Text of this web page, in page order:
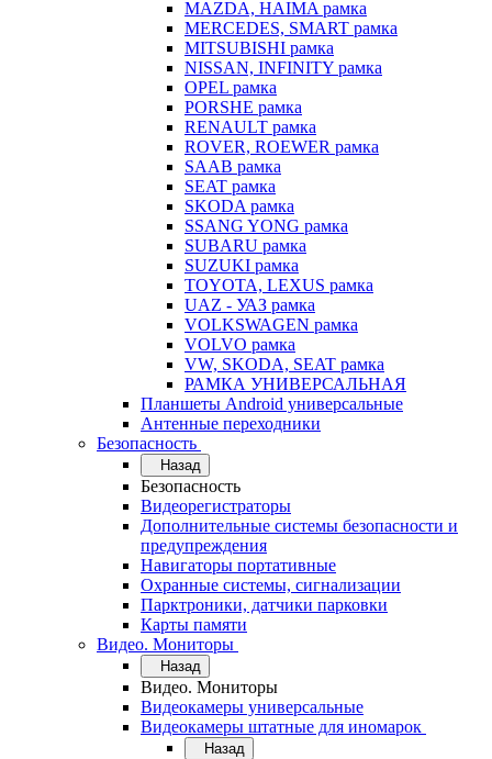
MAZDA, HAIMA рамка
MERCEDES, SMART рамка
MITSUBISHI рамка
NISSAN, INFINITY рамка
OPEL рамка
PORSHE рамка
RENAULT рамка
ROVER, ROEWER рамка
SAAB рамка
SEAT рамка
SKODA рамка
SSANG YONG рамка
SUBARU рамка
SUZUKI рамка
TOYOTA, LEXUS рамка
UAZ - УАЗ рамка
VOLKSWAGEN рамка
VOLVO рамка
VW, SKODA, SEAT рамка
РАМКА УНИВЕРСАЛЬНАЯ
Планшеты Android универсальные
Антенные переходники
Безопасность
Назад
Безопасность
Видеорегистраторы
Дополнительные системы безопасности и
предупреждения
Навигаторы портативные
Охранные системы, сигнализации
Парктроники, датчики парковки
Карты памяти
Видео. Мониторы
Назад
Видео. Мониторы
Видеокамеры универсальные
Видеокамеры штатные для иномарок
Назад